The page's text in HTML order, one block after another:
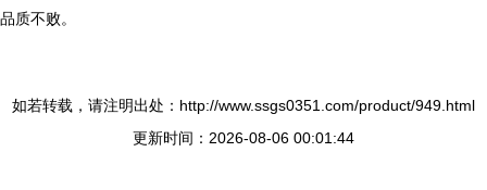
品质不败。
如若转载，请注明出处：http://www.ssgs0351.com/product/949.html
更新时间：2026-08-06 00:01:44